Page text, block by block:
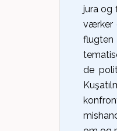
jura og
værker
de